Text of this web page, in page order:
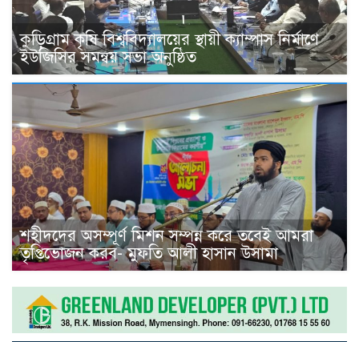
কুড়িগ্রাম কৃষি বিশ্ববিদ্যালয়ের স্থায়ী ক্যাম্পাস নির্মাণে
ইউজিসির সমন্বয় সভা অনুষ্ঠিত
শহীদদের অসম্পূর্ণ মিশন সম্পন্ন করে তবেই আমরা
তৃপ্তিভোজন করব- মুফতি আলী হাসান উসামা